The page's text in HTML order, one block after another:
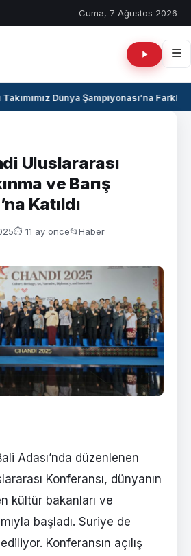
Cuma, 7 Ağustos 2026
Dünya Şampiyonası’na Farklı
Uluslararası
ve Barış
Katıldı
⏱ 11 ay önce📂Haber
Adası’nda düzenlenen
Konferansı, dünyanın
kültür bakanları ve
başladı. Suriye de
Konferansın açılış